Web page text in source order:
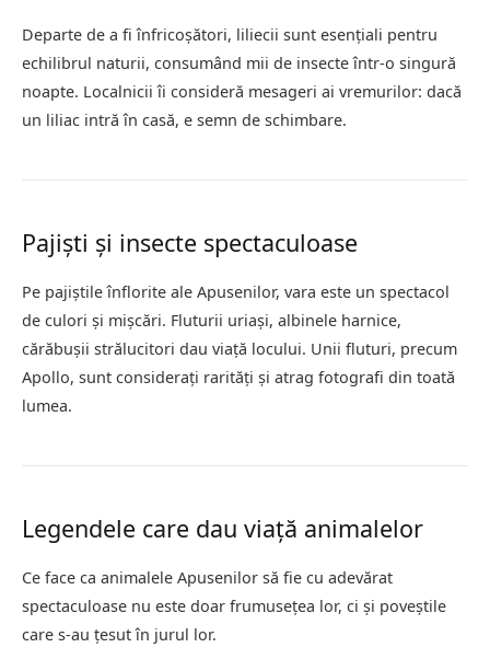
Departe de a fi înfricoșători, liliecii sunt esențiali pentru
echilibrul naturii, consumând mii de insecte într-o singură
noapte. Localnicii îi consideră mesageri ai vremurilor: dacă
un liliac intră în casă, e semn de schimbare.
Pajiști și insecte spectaculoase
Pe pajiștile înflorite ale Apusenilor, vara este un spectacol
de culori și mișcări. Fluturii uriași, albinele harnice,
cărăbușii strălucitori dau viață locului. Unii fluturi, precum
Apollo, sunt considerați rarități și atrag fotografi din toată
lumea.
Legendele care dau viață animalelor
Ce face ca animalele Apusenilor să fie cu adevărat
spectaculoase nu este doar frumusețea lor, ci și poveștile
care s-au țesut în jurul lor.